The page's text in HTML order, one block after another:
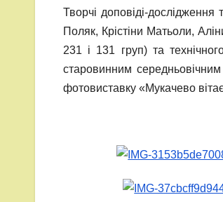
Творчі доповіді-дослідження
Поляк, Крістіни Матьоли,
231 і 131 груп) та
старовинним
фотовиставку «Мукачево